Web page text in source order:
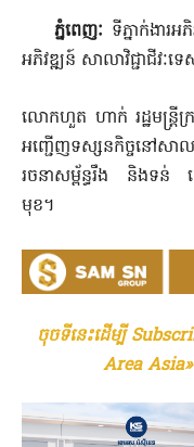
ភ្នំពេញៈ ទីភ្នាក់ងារ
អភិវឌ្ឍន៍ សាលាវិជ្ជាជីវៈ
លោកហួត ហាក់ រដ្ឋមន្ត្
អញ្ជើញទស្សនកិច្ចនៅសាល
រចនាសម្ព័ន្ធរឹង និងទន់
មុខ។
ចុចទីនេះដើម្បី
Area